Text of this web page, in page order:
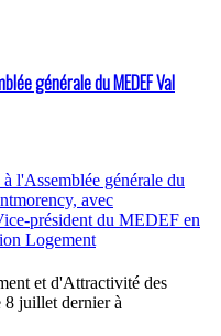
générale du MEDEF Val
et d'Attractivité des
8 juillet dernier à